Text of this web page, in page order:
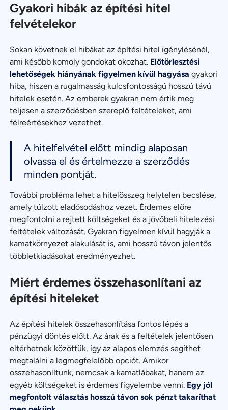
Gyakori hibák az építési hitel
felvételekor
Sokan követnek el hibákat az építési hitel igénylésénél,
ami később komoly gondokat okozhat. Előtörlesztési
lehetőségek hiányának figyelmen kívül hagyása gyakori
hiba, hiszen a rugalmasság kulcsfontosságú hosszú távú
hitelek esetén. Az emberek gyakran nem értik meg
teljesen a szerződésben szereplő feltételeket, ami
félreértésekhez vezethet.
A hitelfelvétel előtt mindig alaposan
olvassa el és értelmezze a szerződés
minden pontját.
További probléma lehet a hitelösszeg helytelen becslése,
amely túlzott eladósodáshoz vezet. Érdemes előre
megfontolni a rejtett költségeket és a jövőbeli hitelezési
feltételek változását. Gyakran figyelmen kívül hagyják a
kamatkörnyezet alakulását is, ami hosszú távon jelentős
többletkiadásokat eredményezhet.
Miért érdemes összehasonlítani az
építési hiteleket
Az építési hitelek összehasonlítása fontos lépés a
pénzügyi döntés előtt. Az árak és a feltételek jelentősen
eltérhetnek közöttük, így az alapos elemzés segíthet
megtalálni a legmegfelelőbb opciót. Amikor
összehasonlítunk, nemcsak a kamatlábakat, hanem az
egyéb költségeket is érdemes figyelembe venni. Egy jól
megfontolt választás hosszú távon sok pénzt takaríthat